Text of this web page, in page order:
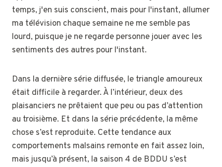
temps, j'en suis conscient, mais pour l'instant, allumer
ma télévision chaque semaine ne me semble pas
lourd, puisque je ne regarde personne jouer avec les
sentiments des autres pour l'instant.
Dans la dernière série diffusée, le triangle amoureux
était difficile à regarder. À l’intérieur, deux des
plaisanciers ne prêtaient que peu ou pas d’attention
au troisième. Et dans la série précédente, la même
chose s’est reproduite. Cette tendance aux
comportements malsains remonte en fait assez loin,
mais jusqu’à présent, la saison 4 de BDDU s’est